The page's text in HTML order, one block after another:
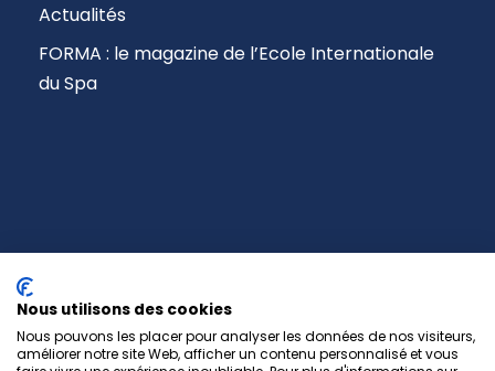
Actualités
FORMA : le magazine de l’Ecole Internationale
du Spa
& RGPD-CGV
Nous utilisons des cookies
Nous pouvons les placer pour analyser les données de nos visiteurs,
améliorer notre site Web, afficher un contenu personnalisé et vous